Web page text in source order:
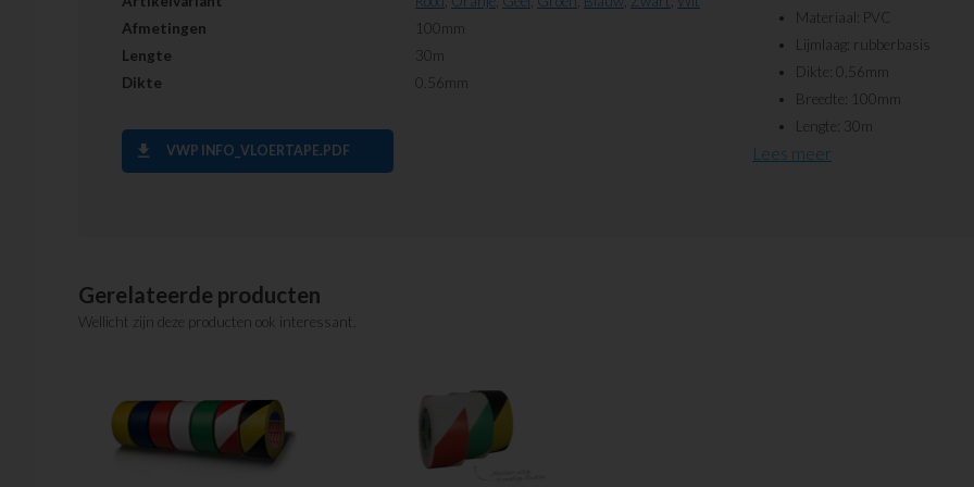
Afmetingen
100mm
Lengte
30m
Dikte
0.56mm
download VWP INFO_VLOERTAPE.PDF
Materiaal: PVC
Lijmlaag: rubberbasis
Dikte: 0,56mm
Breedte: 100mm
Lengte: 30m
Slijtage door het schuiven van
Lees meer
Gerelateerde producten
Wellicht zijn deze producten ook interessant.